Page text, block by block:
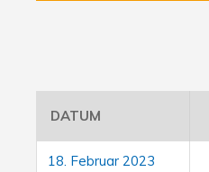
DATUM
18. Februar 2023